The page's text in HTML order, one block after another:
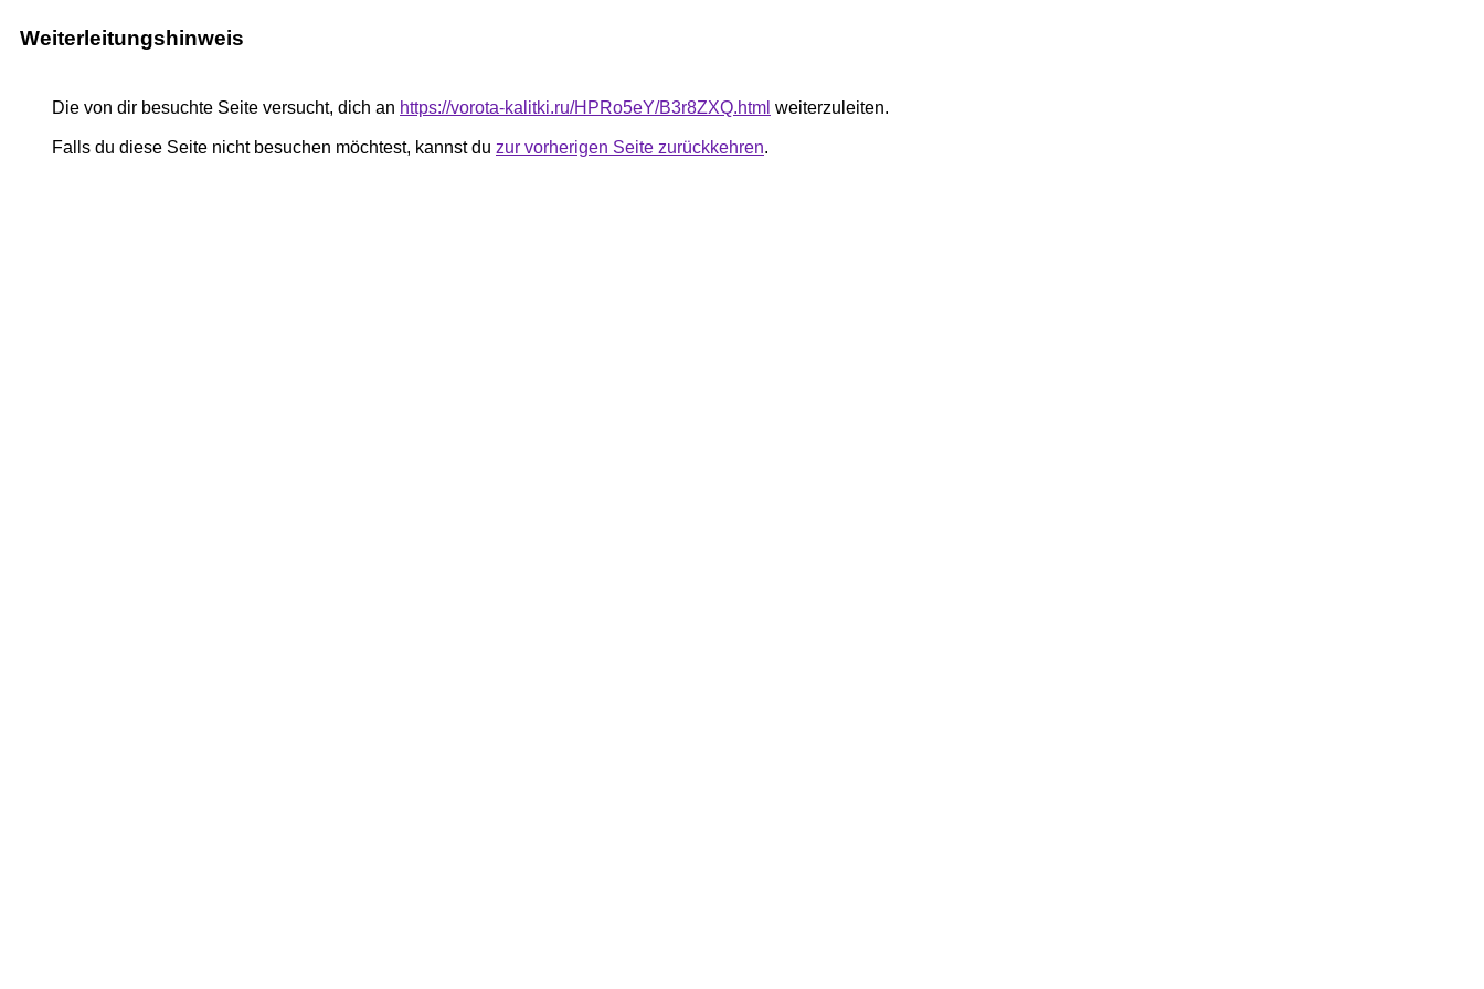
Weiterleitungshinweis
Die von dir besuchte Seite versucht, dich an https://vorota-kalitki.ru/HPRo5eY/B3r8ZXQ.html weiterzuleiten.
Falls du diese Seite nicht besuchen möchtest, kannst du zur vorherigen Seite zurückkehren.